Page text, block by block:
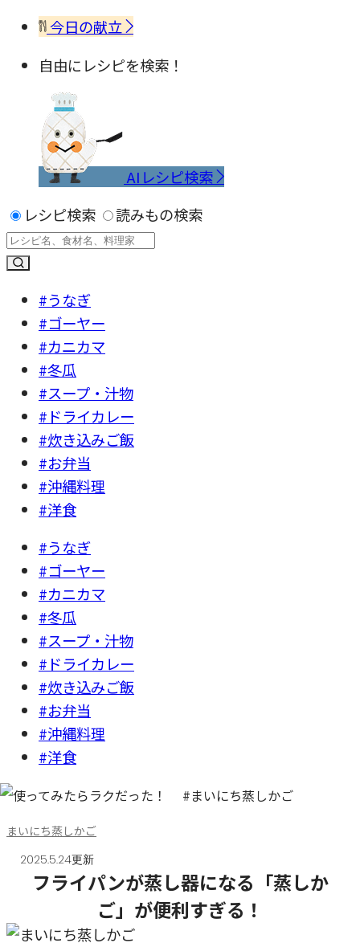
今日の献立
自由にレシピを検索！
AIレシピ検索
レシピ検索
読みもの検索
#うなぎ
#ゴーヤー
#カニカマ
#冬瓜
#スープ・汁物
#ドライカレー
#炊き込みご飯
#お弁当
#沖縄料理
#洋食
#うなぎ
#ゴーヤー
#カニカマ
#冬瓜
#スープ・汁物
#ドライカレー
#炊き込みご飯
#お弁当
#沖縄料理
#洋食
まいにち蒸しかご
2025.5.24更新
フライパンが蒸し器になる「蒸しか
ご」が便利すぎる！